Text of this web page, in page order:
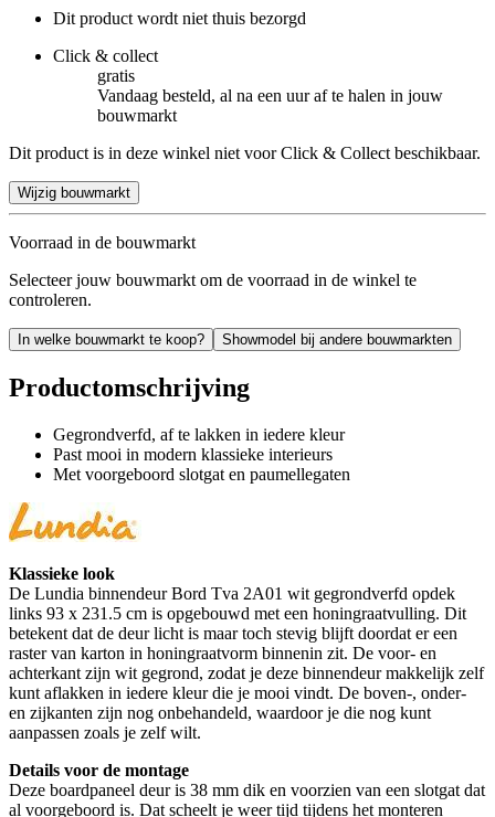
Dit product wordt niet thuis bezorgd
Click & collect
gratis
Vandaag besteld, al na een uur af te halen in jouw
bouwmarkt
Dit product is in deze winkel niet voor Click & Collect beschikbaar.
Wijzig bouwmarkt
Voorraad in de bouwmarkt
Selecteer jouw bouwmarkt om de voorraad in de winkel te
controleren.
In welke bouwmarkt te koop? Showmodel bij andere bouwmarkten
Productomschrijving
Gegrondverfd, af te lakken in iedere kleur
Past mooi in modern klassieke interieurs
Met voorgeboord slotgat en paumellegaten
Klassieke look
De Lundia binnendeur Bord Tva 2A01 wit gegrondverfd opdek
links 93 x 231.5 cm is opgebouwd met een honingraatvulling. Dit
betekent dat de deur licht is maar toch stevig blijft doordat er een
raster van karton in honingraatvorm binnenin zit. De voor- en
achterkant zijn wit gegrond, zodat je deze binnendeur makkelijk zelf
kunt aflakken in iedere kleur die je mooi vindt. De boven-, onder-
en zijkanten zijn nog onbehandeld, waardoor je die nog kunt
aanpassen zoals je zelf wilt.
Details voor de montage
Deze boardpaneel deur is 38 mm dik en voorzien van een slotgat dat
al voorgeboord is. Dat scheelt je weer tijd tijdens het monteren